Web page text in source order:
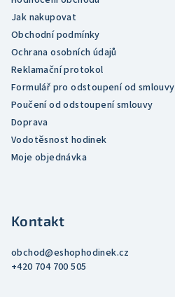
Jak nakupovat
Obchodní podmínky
Ochrana osobních údajů
Reklamační protokol
Formulář pro odstoupení od smlouvy
Poučení od odstoupení smlouvy
Doprava
Vodotěsnost hodinek
Moje objednávka
Kontakt
obchod@eshophodinek.cz
+420 704 700 505